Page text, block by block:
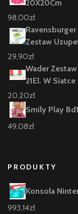
20X20Cm
98,00zł
Zestaw
29,90zł
Wader
21El. W
20,20zł
Smily Play
49,08zł
PRODUKTY
Konsola
993,14zł